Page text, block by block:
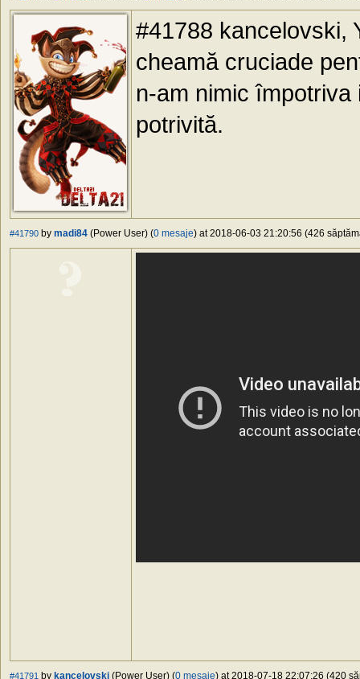
#41788 kancelovski,
cheamă cruciade
n-am nimic
potrivită.
#41790 by madi84 (Power User) (0 mesaje) at 2018-06-03 21:20:56 (426
#41791 by kancelovski (Power User) (0 mesaje) at 2018-07-18 22:07:26 (420